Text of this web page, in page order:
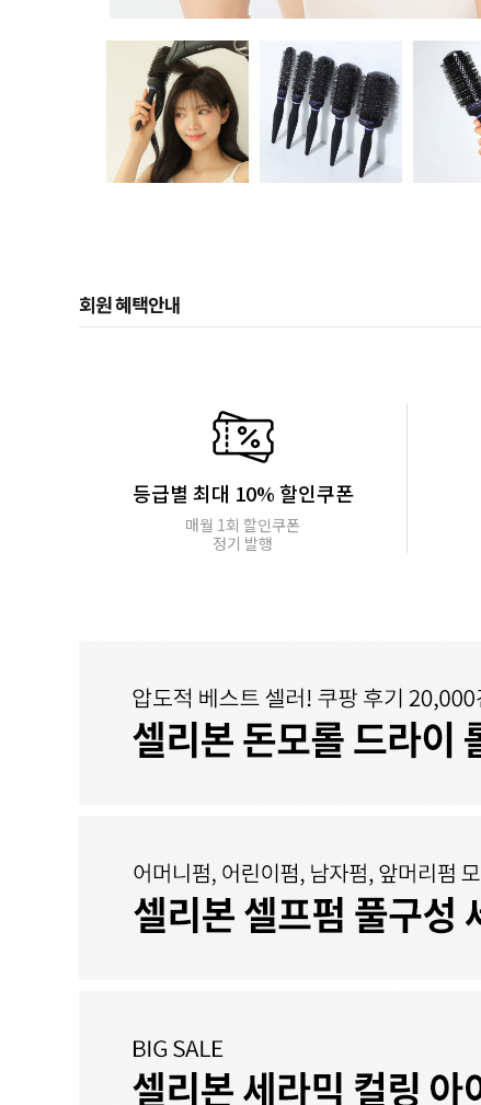
회원 혜택안내
등급별 최대 10% 할인쿠폰
매월 1회 할인쿠폰
정기 발행